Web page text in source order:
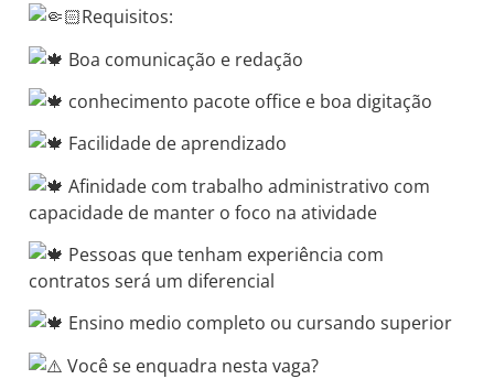
Requisitos:
Boa comunicação e redação
conhecimento pacote office e boa digitação
Facilidade de aprendizado
Afinidade com trabalho administrativo com
capacidade de manter o foco na atividade
Pessoas que tenham experiência com
contratos será um diferencial
Ensino medio completo ou cursando superior
Você se enquadra nesta vaga?